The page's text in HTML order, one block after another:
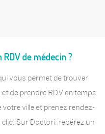
de médecin ?
vous permet de trouver
de prendre RDV en temps
votre ville et prenez rendez-
Sur Doctori, repérez un